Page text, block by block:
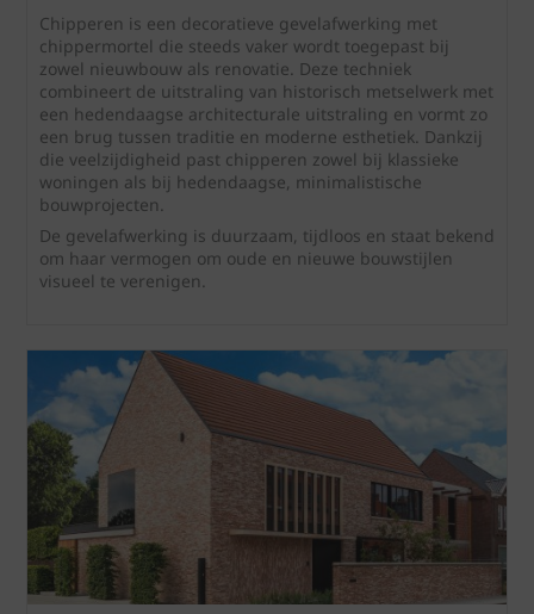
Chipperen is een decoratieve gevelafwerking met
chippermortel die steeds vaker wordt toegepast bij
zowel nieuwbouw als renovatie. Deze techniek
combineert de uitstraling van historisch metselwerk met
een hedendaagse architecturale uitstraling en vormt zo
een brug tussen traditie en moderne esthetiek. Dankzij
die veelzijdigheid past chipperen zowel bij klassieke
woningen als bij hedendaagse, minimalistische
bouwprojecten.
De gevelafwerking is duurzaam, tijdloos en staat bekend
om haar vermogen om oude en nieuwe bouwstijlen
visueel te verenigen.